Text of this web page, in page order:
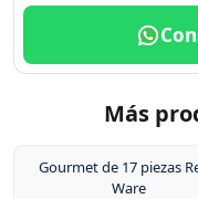
Más
Gourmet de 17 piezas
Ware